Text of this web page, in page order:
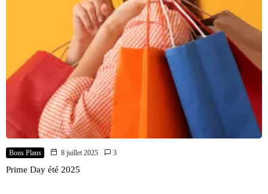
Bons Plans 8 juillet 2025 3
Prime Day été 2025